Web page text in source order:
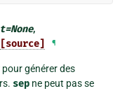
=None,
[source] ¶
pour générer des
sepne peut pas se